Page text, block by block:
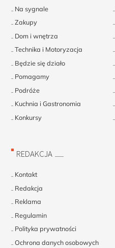
Na sygnale
Zakupy
Dom i wnętrza
Technika i Motoryzacja
Będzie się działo
Pomagamy
Podróże
Kuchnia i Gastronomia
Konkursy
REDAKCJA
Kontakt
Redakcja
Reklama
Regulamin
Polityka prywatności
Ochrona danych osobowych